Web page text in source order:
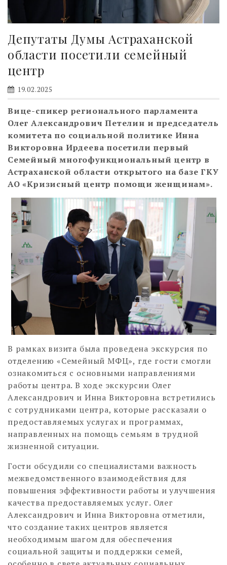
Депутаты Думы Астраханской
области посетили семейный
центр
19.02.2025
Вице-спикер регионального парламента
Олег Александрович Петелин и председатель
комитета по социальной политике Инна
Викторовна Ирдеева посетили первый
Семейный многофункциональный центр в
Астраханской области открытого на базе ГКУ
АО «Кризисный центр помощи женщинам».
В рамках визита была проведена экскурсия по
отделению «Семейный МФЦ», где гости смогли
ознакомиться с основными направлениями
работы центра. В ходе экскурсии Олег
Александрович и Инна Викторовна встретились
с сотрудниками центра, которые рассказали о
предоставляемых услугах и программах,
направленных на помощь семьям в трудной
жизненной ситуации.
Гости обсудили со специалистами важность
межведомственного взаимодействия для
повышения эффективности работы и улучшения
качества предоставляемых услуг. Олег
Александрович и Инна Викторовна отметили,
что создание таких центров является
необходимым шагом для обеспечения
социальной защиты и поддержки семей,